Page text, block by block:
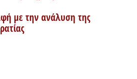
με την ανάλυση της